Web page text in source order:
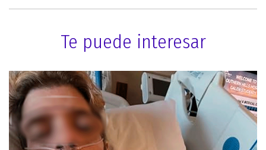
Te puede interesar